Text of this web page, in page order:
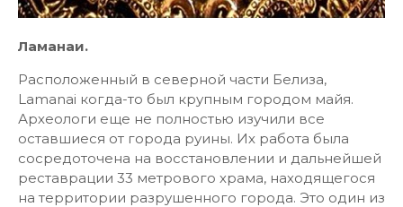
Ламанаи.
Расположенный в северной части Белиза,
Lamanai когда-то был крупным городом майя.
Археологи еще не полностью изучили все
оставшиеся от города руины. Их работа была
сосредоточена на восстановлении и дальнейшей
реставрации 33 метрового храма, находящегося
на территории разрушенного города. Это один из